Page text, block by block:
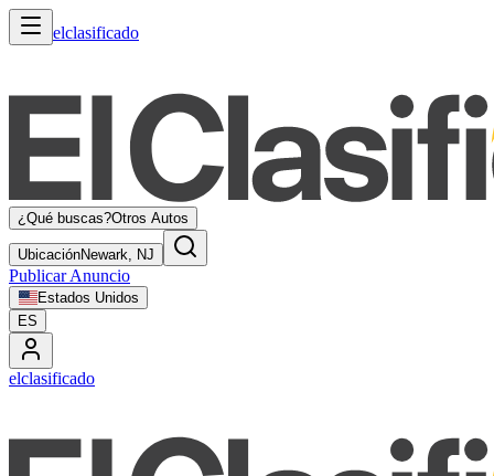
elclasificado
¿Qué buscas?Otros Autos
UbicaciónNewark, NJ
Publicar Anuncio
Estados Unidos
ES
elclasificado